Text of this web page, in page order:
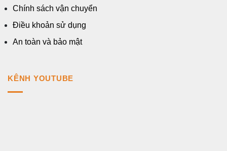
Chính sách vận chuyển
Điều khoản sử dụng
An toàn và bảo mật
KÊNH YOUTUBE